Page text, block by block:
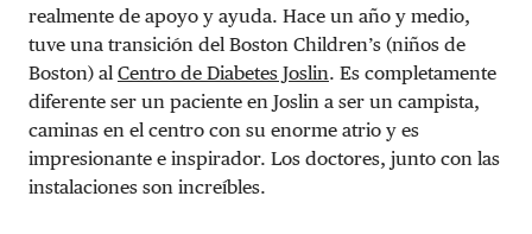
realmente de apoyo y ayuda. Hace un año y medio,
tuve una transición del Boston Children’s (niños de
Boston) al Centro de Diabetes Joslin. Es completamente
diferente ser un paciente en Joslin a ser un campista,
caminas en el centro con su enorme atrio y es
impresionante e inspirador. Los doctores, junto con las
instalaciones son increíbles.